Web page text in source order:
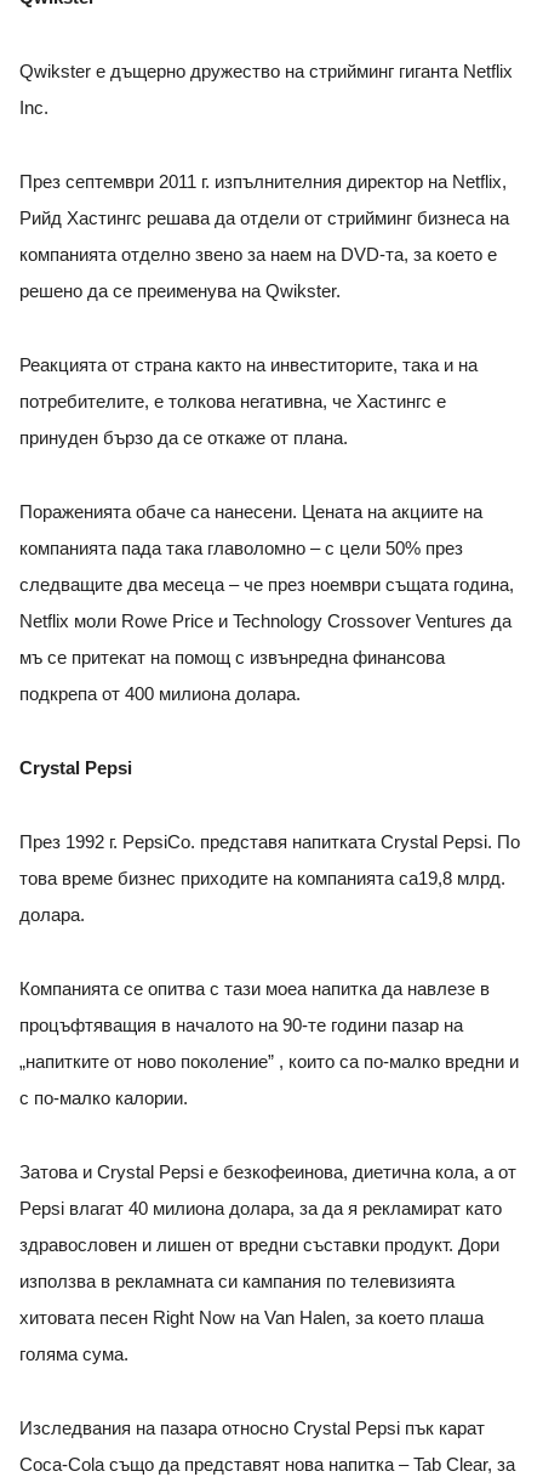
Qwikster е дъщерно дружество на стрийминг гиганта Netflix
Inc.
През септември 2011 г. изпълнителния директор на Netflix,
Рийд Хастингс решава да отдели от стрийминг бизнеса на
компанията отделно звено за наем на DVD-та, за което е
решено да се преименува на Qwikster.
Реакцията от страна както на инвеститорите, така и на
потребителите, е толкова негативна, че Хастингс е
принуден бързо да се откаже от плана.
Пораженията обаче са нанесени. Цената на акциите на
компанията пада така главоломно – с цели 50% през
следващите два месеца – че през ноември същата година,
Netflix моли Rowe Price и Technology Crossover Ventures да
мъ се притекат на помощ с извънредна финансова
подкрепа от 400 милиона долара.
Crystal Pepsi
През 1992 г. PepsiCo. представя напитката Crystal Pepsi. По
това време бизнес приходите на компанията са19,8 млрд.
долара.
Компанията се опитва с тази моеа напитка да навлезе в
процъфтяващия в началото на 90-те години пазар на
„напитките от ново поколение” , които са по-малко вредни и
с по-малко калории.
Затова и Crystal Pepsi е безкофеинова, диетична кола, а от
Pepsi влагат 40 милиона долара, за да я рекламират като
здравословен и лишен от вредни съставки продукт. Дори
използва в рекламната си кампания по телевизията
хитовата песен Right Now на Van Halen, за което плаша
голяма сума.
Изследвания на пазара относно Crystal Pepsi пък карат
Coca-Cola също да представят нова напитка – Tab Clear, за